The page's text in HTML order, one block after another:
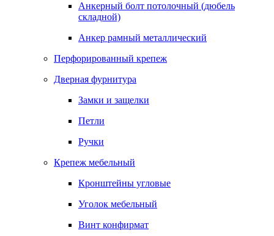
Анкерный болт потолочный (дюбель
складной)
Анкер рамный металлический
Перфорированный крепеж
Дверная фурнитура
Замки и защелки
Петли
Ручки
Крепеж мебельный
Кронштейны угловые
Уголок мебельный
Винт конфирмат